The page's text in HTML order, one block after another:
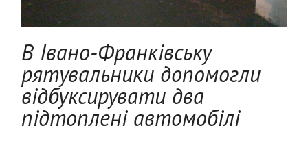
В Івано-Франківську
рятувальники допомогли
відбуксирувати два
підтоплені автомобілі